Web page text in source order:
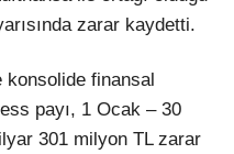
zarar kaydetti.
konsolide finansal
payı, 1 Ocak – 30
301 milyon TL zarar